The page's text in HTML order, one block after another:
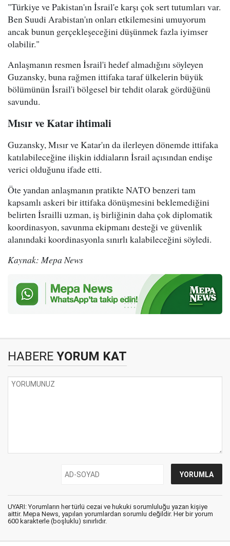
"Türkiye ve Pakistan'ın İsrail'e karşı çok sert tutumları var.
Ben Suudi Arabistan'ın onları etkilemesini umuyorum
ancak bunun gerçekleşeceğini düşünmek fazla iyimser
olabilir."
Anlaşmanın resmen İsrail'i hedef almadığını söyleyen
Guzansky, buna rağmen ittifaka taraf ülkelerin büyük
bölümünün İsrail'i bölgesel bir tehdit olarak gördüğünü
savundu.
Mısır ve Katar ihtimali
Guzansky, Mısır ve Katar'ın da ilerleyen dönemde ittifaka
katılabileceğine ilişkin iddiaların İsrail açısından endişe
verici olduğunu ifade etti.
Öte yandan anlaşmanın pratikte NATO benzeri tam
kapsamlı askeri bir ittifaka dönüşmesini beklemediğini
belirten İsrailli uzman, iş birliğinin daha çok diplomatik
koordinasyon, savunma ekipmanı desteği ve güvenlik
alanındaki koordinasyonla sınırlı kalabileceğini söyledi.
Kaynak: Mepa News
HABERE YORUM KAT
UYARI: Yorumların her türlü cezai ve hukuki sorumluluğu yazan kişiye
aittir. Mepa News, yapılan yorumlardan sorumlu değildir. Her bir yorum
600 karakterle (boşluklu) sınırlıdır.